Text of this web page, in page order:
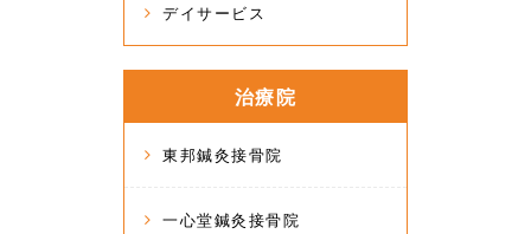
デイサービス
治療院
東邦鍼灸接骨院
一心堂鍼灸接骨院